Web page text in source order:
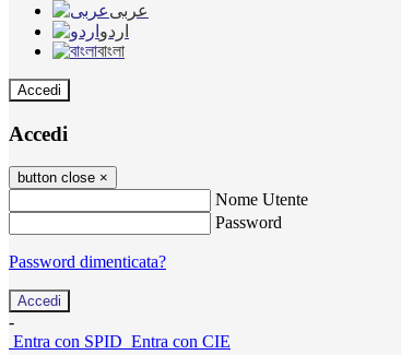
عربى
اردو
বাংলা
Accedi
Accedi
button close ×
Nome Utente
Password
Password dimenticata?
-
Entra con SPID Entra con CIE